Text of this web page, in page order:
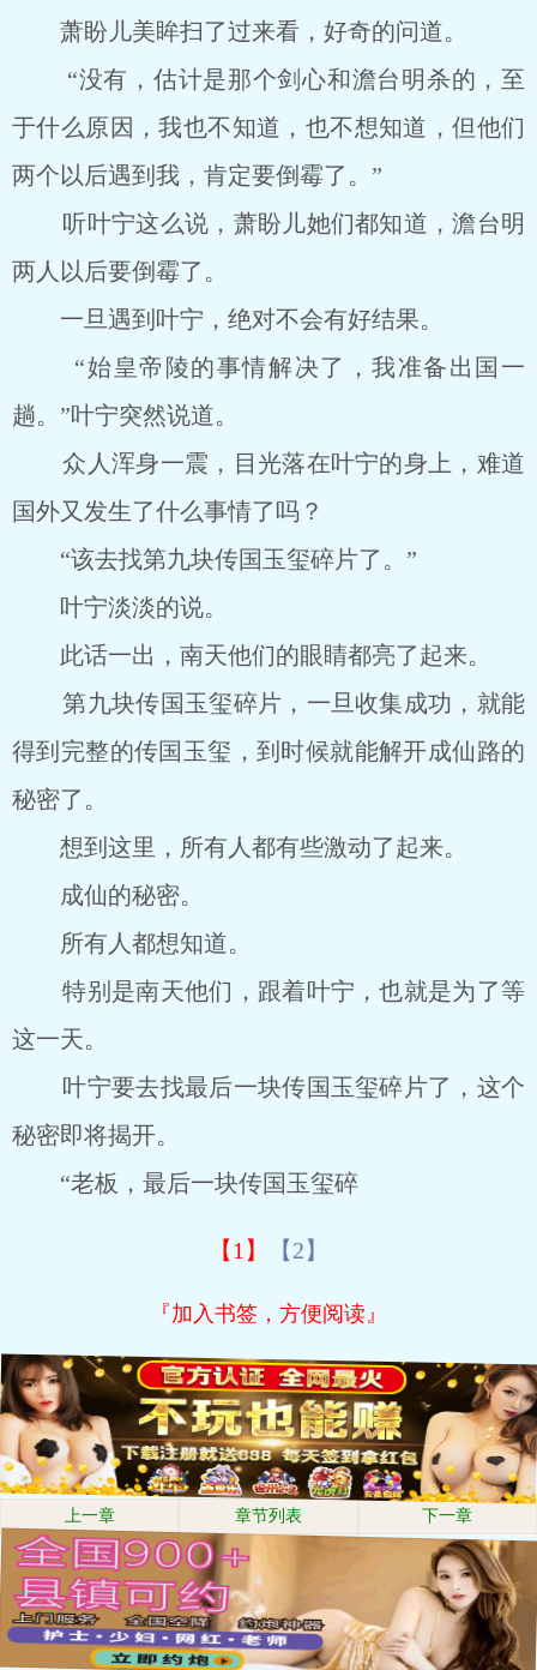
萧盼儿美眸扫了过来看，好奇的问道。
“没有，估计是那个剑心和澹台明杀的，至
于什么原因，我也不知道，也不想知道，但他们
两个以后遇到我，肯定要倒霉了。”
听叶宁这么说，萧盼儿她们都知道，澹台明
两人以后要倒霉了。
一旦遇到叶宁，绝对不会有好结果。
“始皇帝陵的事情解决了，我准备出国一
趟。”叶宁突然说道。
众人浑身一震，目光落在叶宁的身上，难道
国外又发生了什么事情了吗？
“该去找第九块传国玉玺碎片了。”
叶宁淡淡的说。
此话一出，南天他们的眼睛都亮了起来。
第九块传国玉玺碎片，一旦收集成功，就能
得到完整的传国玉玺，到时候就能解开成仙路的
秘密了。
想到这里，所有人都有些激动了起来。
成仙的秘密。
所有人都想知道。
特别是南天他们，跟着叶宁，也就是为了等
这一天。
叶宁要去找最后一块传国玉玺碎片了，这个
秘密即将揭开。
“老板，最后一块传国玉玺碎
【1】 【2】
『加入书签，方便阅读』
上一章 章节列表 下一章